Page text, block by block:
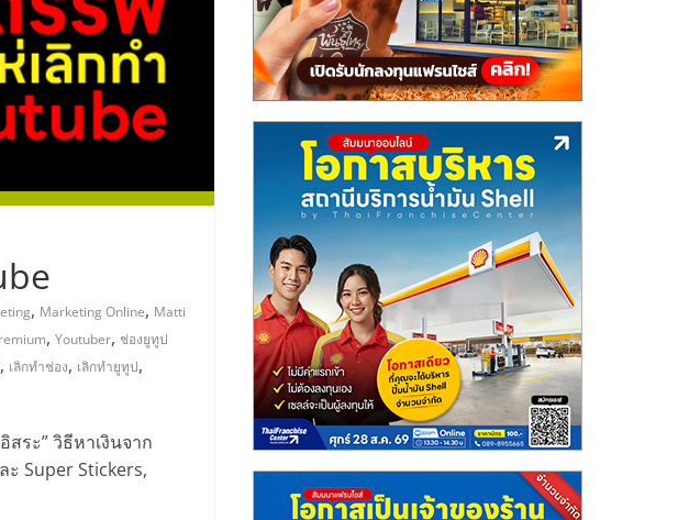
, Marketing Online, Matti
, Youtuber, ช่องยูทูป
, เลิกทำช่อง, เลิกทำยูทูป,
สระ” วิธีหาเงินจาก
Super Stickers,